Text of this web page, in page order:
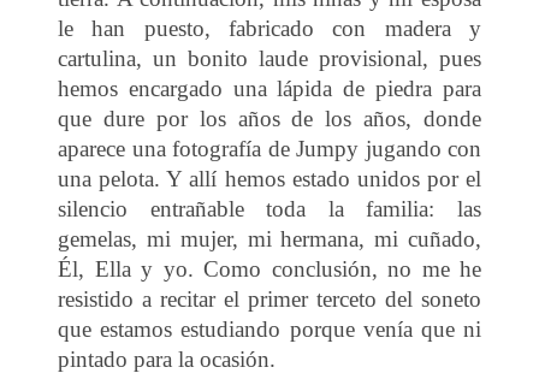
le han puesto, fabricado con madera y
cartulina, un bonito laude provisional, pues
hemos encargado una lápida de piedra para
que dure por los años de los años, donde
aparece una fotografía de Jumpy jugando con
una pelota. Y allí hemos estado unidos por el
silencio entrañable toda la familia: las
gemelas, mi mujer, mi hermana, mi cuñado,
Él, Ella y yo. Como conclusión, no me he
resistido a recitar el primer terceto del soneto
que estamos estudiando porque venía que ni
pintado para la ocasión.